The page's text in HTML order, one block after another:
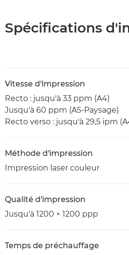
Spécifications
Vitesse d'impression
Recto : jusqu'à 33 ppm (A4)
Jusqu'à 60 ppm (A5-Paysage)
Recto verso : jusqu'à 29,5 ipm
Méthode d'impression
Impression laser couleur
Qualité d'impression
Jusqu'à 1200 × 1200 ppp
Temps de préchauffage